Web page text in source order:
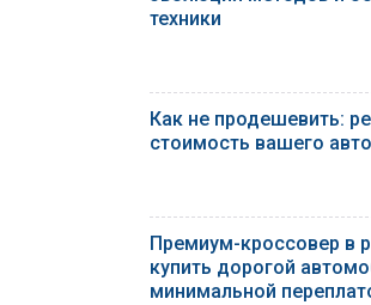
техники
Как не продешевить:
стоимость вашего
Премиум-кроссовер в
купить дорогой
минимальной